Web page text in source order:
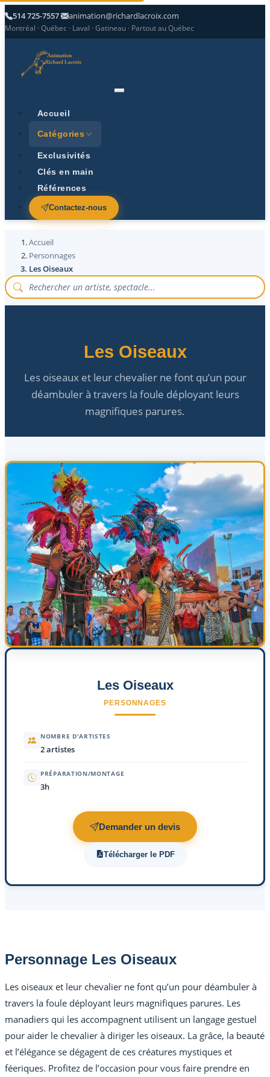
514 725-7557 animation@richardlacroix.com
Montréal · Québec · Laval · Gatineau · Partout au Québec
Accueil
Catégories
Exclusivités
Clés en main
Références
Contactez-nous
Accueil
Personnages
Les Oiseaux
Les Oiseaux
Les oiseaux et leur chevalier ne font qu’un pour
déambuler à travers la foule déployant leurs
magnifiques parures.
Les Oiseaux
PERSONNAGES
NOMBRE D'ARTISTES
2 artistes
PRÉPARATION/MONTAGE
3h
Demander un devis
Télécharger le PDF
Personnage Les Oiseaux
Les oiseaux et leur chevalier ne font qu’un pour déambuler à
travers la foule déployant leurs magnifiques parures. Les
manadiers qui les accompagnent utilisent un langage gestuel
pour aider le chevalier à diriger les oiseaux. La grâce, la beauté
et l’élégance se dégagent de ces créatures mystiques et
féeriques. Profitez de l’occasion pour vous faire prendre en